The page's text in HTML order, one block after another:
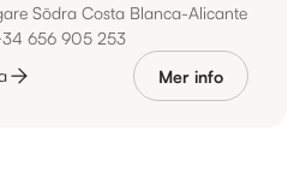
Södra Costa Blanca-Alicante
656 905 253
Mer info